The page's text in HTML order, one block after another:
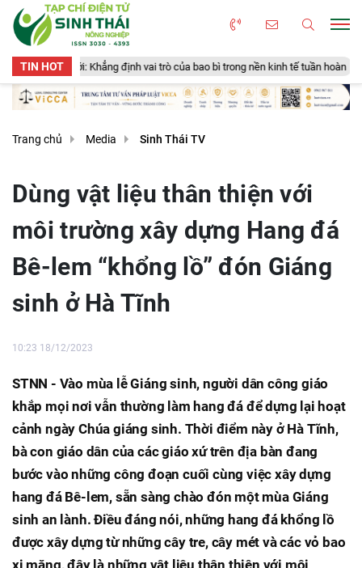
TIN HOT
giới: Khẳng định vai trò của bao bì trong nền kinh tế tuần hoàn New
Trang chủ Media Sinh Thái TV
Dùng vật liệu thân thiện với
môi trường xây dựng Hang đá
Bê-lem “khổng lồ” đón Giáng
sinh ở Hà Tĩnh
10:23 18/12/2023
STNN - Vào mùa lễ Giáng sinh, người dân công giáo
khắp mọi nơi vẫn thường làm hang đá để dựng lại hoạt
cảnh ngày Chúa giáng sinh. Thời điểm này ở Hà Tĩnh,
bà con giáo dân của các giáo xứ trên địa bàn đang
bước vào những công đoạn cuối cùng việc xây dựng
hang đá Bê-lem, sẵn sàng chào đón một mùa Giáng
sinh an lành. Điều đáng nói, những hang đá khổng lồ
được xây dựng từ những cây tre, cây mét và các vỏ bao
xi măng, đây là những vật liệu thân thiện với môi